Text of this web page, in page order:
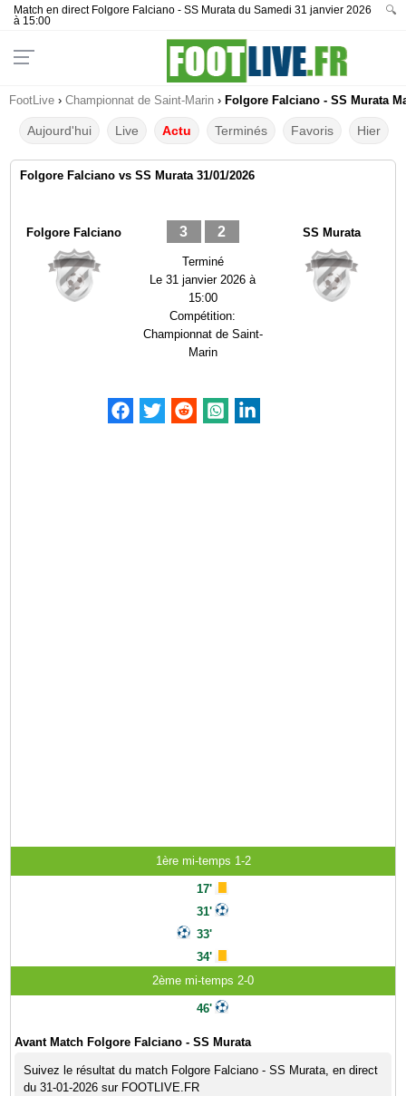
Match en direct Folgore Falciano - SS Murata du Samedi 31 janvier 2026
à 15:00
🔍
FootLive › Championnat de Saint-Marin › Folgore Falciano - SS Murata
Aujourd'hui Live Actu Terminés Favoris Hier
Folgore Falciano vs SS Murata 31/01/2026
Folgore Falciano 3 2
Terminé
Le31 janvier 2026 à
15:00
Compétition:
Championnat de Saint-
Marin
SS Murata
1ère mi-temps 1-2
17'
31'
33'
34'
2ème mi-temps 2-0
46'
Avant Match Folgore Falciano - SS Murata
Suivez le résultat du match Folgore Falciano - SS Murata, en direct
du 31-01-2026 sur FOOTLIVE.FR